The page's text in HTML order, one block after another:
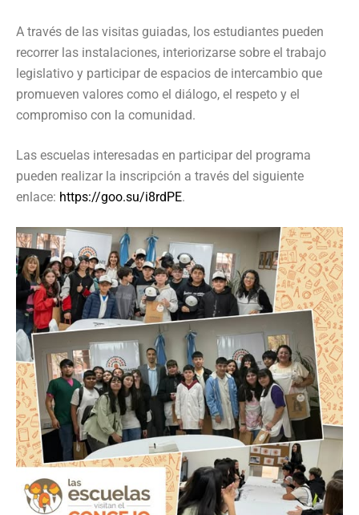
A través de las visitas guiadas, los estudiantes pueden
recorrer las instalaciones, interiorizarse sobre el trabajo
legislativo y participar de espacios de intercambio que
promueven valores como el diálogo, el respeto y el
compromiso con la comunidad.
Las escuelas interesadas en participar del programa
pueden realizar la inscripción a través del siguiente
enlace: https://goo.su/i8rdPE.